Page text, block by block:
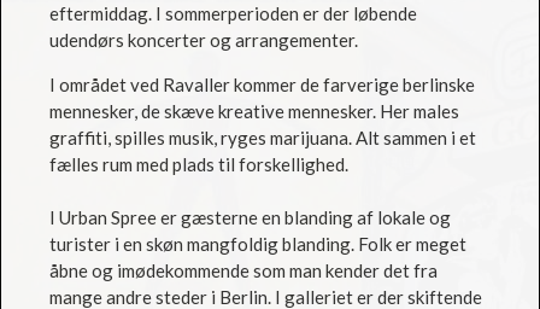
eftermiddag. I sommerperioden er der løbende
udendørs koncerter og arrangementer.
I området ved Ravaller kommer de farverige berlinske
mennesker, de skæve kreative mennesker. Her males
graffiti, spilles musik, ryges marijuana. Alt sammen i et
fælles rum med plads til forskellighed.
I Urban Spree er gæsterne en blanding af lokale og
turister i en skøn mangfoldig blanding. Folk er meget
åbne og imødekommende som man kender det fra
mange andre steder i Berlin. I galleriet er der skiftende